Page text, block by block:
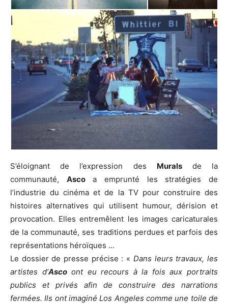
S’éloignant de l’expression des Muralsde la
communauté, Ascoa emprunté les stratégies de
l’industrie du cinéma et de la TV pour construire des
histoires alternatives qui utilisent humour, dérision et
provocation. Elles entremêlent les images caricaturales
de la communauté, ses traditions perdues et parfois des
représentations héroïques …
Le dossier de presse précise : « Dans leurs travaux, les
artistes d’Ascoont eu recours à la fois aux portraits
publics et privés afin de construire des narrations
fermées. Ils ont imaginé Los Angeles comme une toile de